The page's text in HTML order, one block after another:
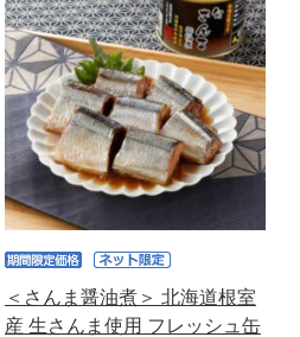
＜さんま醤油煮＞ 北海道根室
産 生さんま使用 フレッシュ缶